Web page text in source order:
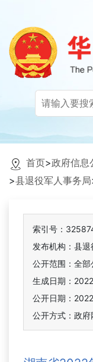
首页>政府信息
>县退役军人事务局
索引号：
发布机构：县
公开范围：全部
生成日期：
公开日期：
公开方式：政府